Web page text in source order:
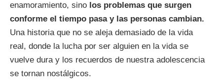
enamoramiento, sino los problemas que surgen
conforme el tiempo pasa y las personas cambian.
Una historia que no se aleja demasiado de la vida
real, donde la lucha por ser alguien en la vida se
vuelve dura y los recuerdos de nuestra adolescencia
se tornan nostálgicos.